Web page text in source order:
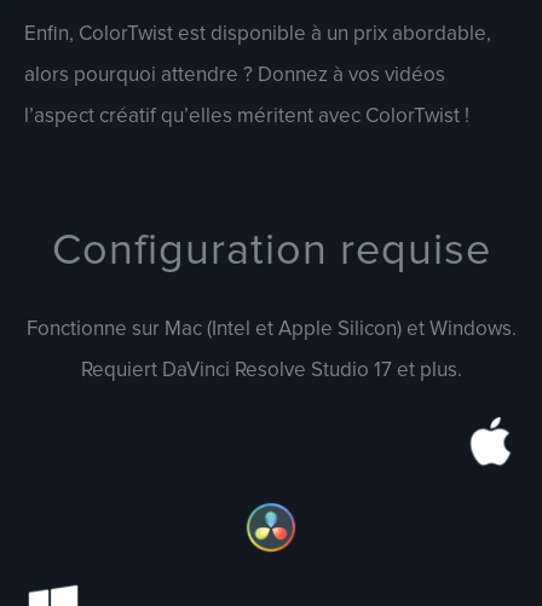
Enfin, ColorTwist est disponible à un prix abordable,
alors pourquoi attendre ? Donnez à vos vidéos
l’aspect créatif qu’elles méritent avec ColorTwist !
Configuration requise
Fonctionne sur Mac (Intel et Apple Silicon) et Windows.
Requiert DaVinci Resolve Studio 17 et plus.